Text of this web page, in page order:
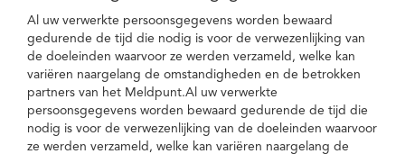
Al uw verwerkte persoonsgegevens worden bewaard
gedurende de tijd die nodig is voor de verwezenlijking van
de doeleinden waarvoor ze werden verzameld, welke kan
variëren naargelang de omstandigheden en de betrokken
partners van het Meldpunt.Al uw verwerkte
persoonsgegevens worden bewaard gedurende de tijd die
nodig is voor de verwezenlijking van de doeleinden waarvoor
ze werden verzameld, welke kan variëren naargelang de